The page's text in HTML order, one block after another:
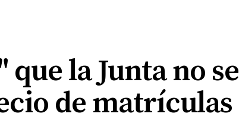
la Junta no se
de matrículas